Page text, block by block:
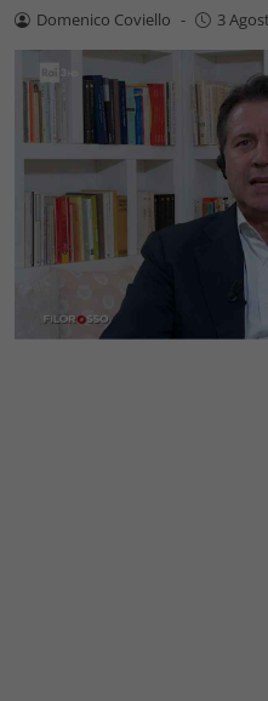
Domenico Coviello - 3